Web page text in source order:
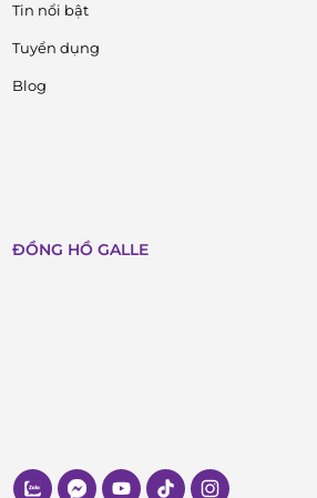
Tin nổi bật
Tuyển dụng
Blog
ĐỒNG HỒ GALLE